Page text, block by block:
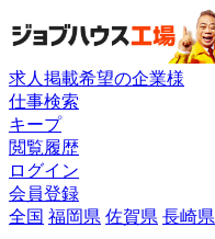
求人掲載希望の企業様
仕事検索
キープ
閲覧履歴
ログイン
会員登録
全国 福岡県 佐賀県 長崎県